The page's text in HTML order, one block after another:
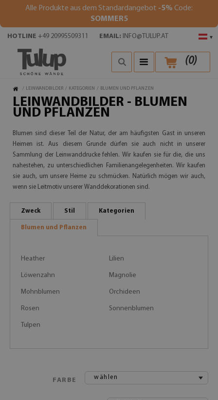
Alle Produkte aus dem Standardangebot -5% Code:
SOMMER5
▾
HOTLINE +49 20995509311 EMAIL: INFO@TULUP.AT
(0)
/ LEINWANDBILDER / KATEGORIEN / BLUMEN UND PFLANZEN
LEINWANDBILDER - BLUMEN
UND PFLANZEN
Blumen sind dieser Teil der Natur, der am häufigsten Gast in unseren
Heimen ist. Aus diesem Grunde dürfen sie auch nicht in unserer
Sammlung der Leinwanddrucke fehlen. Wir kaufen sie für die, die uns
nahestehen, zu unterschiedlichen Familienangelegenheiten. Wir kaufen
sie auch, um unsere Heime zu schmücken. Natürlich mögen wir auch,
wenn sie Leitmotiv unserer Wanddekorationen sind.
Zweck Stil Kategorien
Blumen und Pflanzen
Heather Lilien
Löwenzahn Magnolie
Mohnblumen Orchideen
Rosen Sonnenblumen
Tulpen
FARBE wählen